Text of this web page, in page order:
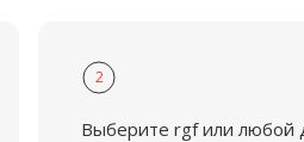
2
Выберите rgf или любой